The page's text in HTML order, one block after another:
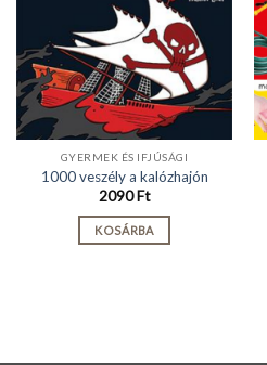
GYERMEK ÉS IFJÚSÁGI
1000 veszély a kalózhajón
2090Ft
KOSÁRBA